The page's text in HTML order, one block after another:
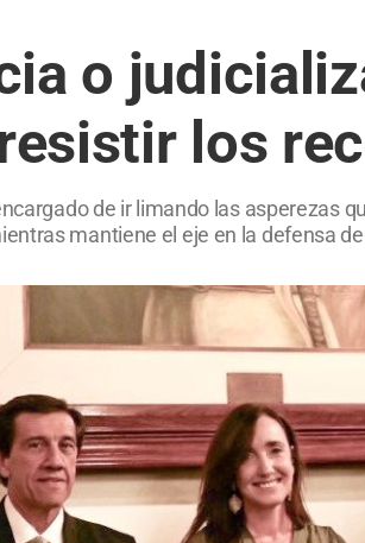
o
los
de ir limando las asperezas
mantiene el eje en la defensa